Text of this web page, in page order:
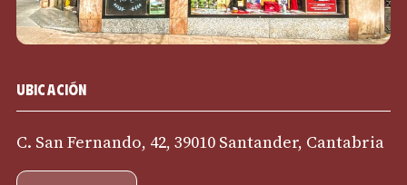
Ubicación
C. San Fernando, 42, 39010 Santander, Cantabria